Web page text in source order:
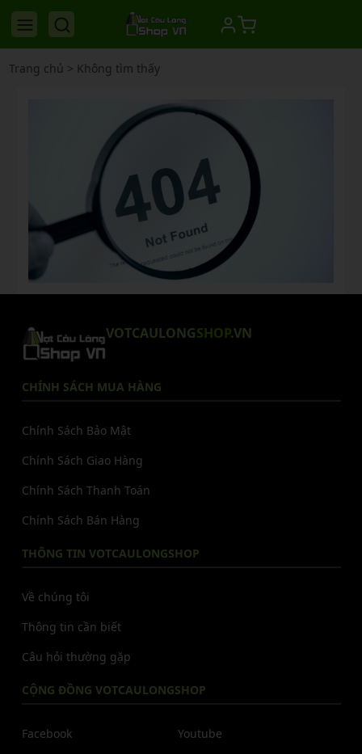
Trang chủ > Không tìm thấy
VOTCAULONGSHOP.VN
CHÍNH SÁCH MUA HÀNG
Chính Sách Bảo Mật
Chính Sách Giao Hàng
Chính Sách Thanh Toán
Chính Sách Bán Hàng
THÔNG TIN VOTCAULONGSHOP
Về chúng tôi
Thông tin cần biết
Câu hỏi thường gặp
CỘNG ĐỒNG VOTCAULONGSHOP
Facebook
Youtube